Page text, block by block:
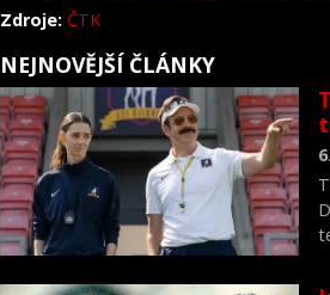
Zdroje: ČTK
NEJNOVĚJŠÍ ČLÁNKY